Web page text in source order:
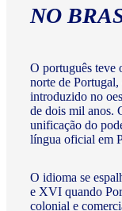
NO
O português teve
norte de
introduzido no
de dois mil anos.
unificação do
língua oficial em
O idioma se
e XVI quando
colonial e